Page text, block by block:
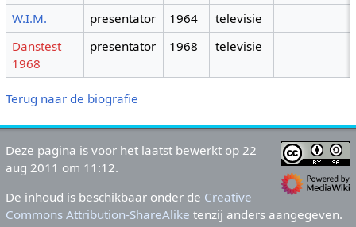
W.I.M. presentator 1964
televisie
Danstest
1968
presentator 1968 televisie
Terug naar de biografie
Deze pagina is voor het laatst bewerkt op 22
aug 2011 om 11:12.
De inhoud is beschikbaar onder de Creative
Commons Attribution-ShareAlike tenzij anders aangegeven.